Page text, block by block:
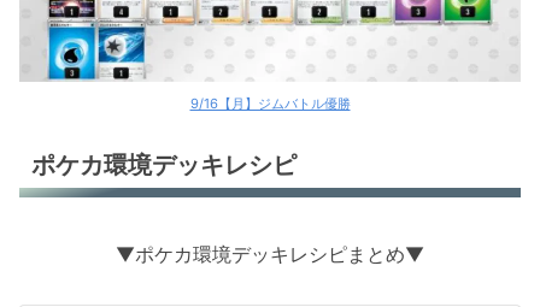
9/16【月】ジムバトル優勝
ポケカ環境デッキレシピ
▼ポケカ環境デッキレシピまとめ▼